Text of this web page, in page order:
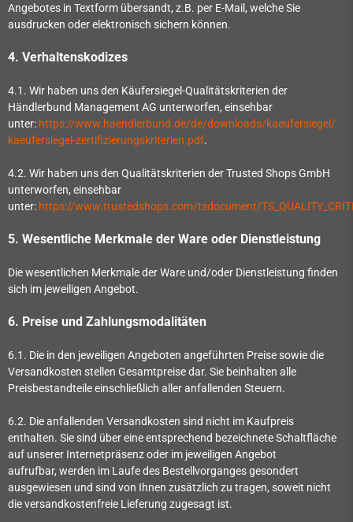
Angebotes in Textform übersandt, z.B. per E-Mail, welche Sie
ausdrucken oder elektronisch sichern können.
4. Verhaltenskodizes
4.1. Wir haben uns den Käufersiegel-Qualitätskriterien der
Händlerbund Management AG unterworfen, einsehbar
unter: https://www.haendlerbund.de/de/downloads/kaeufersiegel/
kaeufersiegel-zertifizierungskriterien.pdf.
4.2. Wir haben uns den Qualitätskriterien der Trusted Shops GmbH
unterworfen, einsehbar
unter: https://www.trustedshops.com/tsdocument/
5. Wesentliche Merkmale der Ware oder Dienstleistung
Die wesentlichen Merkmale der Ware und/oder Dienstleistung finden
sich im jeweiligen Angebot.
6. Preise und Zahlungsmodalitäten
6.1. Die in den jeweiligen Angeboten angeführten Preise sowie die
Versandkosten stellen Gesamtpreise dar. Sie beinhalten alle
Preisbestandteile einschließlich aller anfallenden Steuern.
6.2. Die anfallenden Versandkosten sind nicht im Kaufpreis
enthalten. Sie sind über eine entsprechend bezeichnete Schaltfläche
auf unserer Internetpräsenz oder im jeweiligen Angebot
aufrufbar, werden im Laufe des Bestellvorganges gesondert
ausgewiesen und sind von Ihnen zusätzlich zu tragen, soweit nicht
die versandkostenfreie Lieferung zugesagt ist.